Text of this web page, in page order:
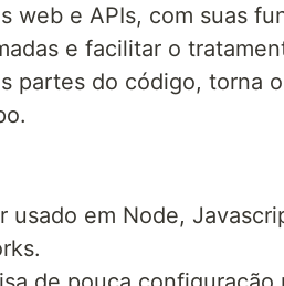
web e APIs, com suas
e facilitar o
partes do código, torna
em Node,